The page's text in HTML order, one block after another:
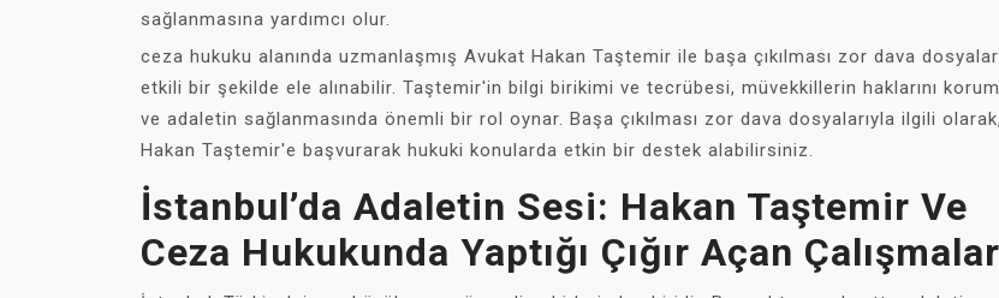
sağlanmasına yardımcı olur.
ceza hukuku alanında uzmanlaşmış Avukat Hakan Taştemir ile başa çıkılması zor dava
etkili bir şekilde ele alınabilir. Taştemir'in bilgi birikimi ve tecrübesi, müvekkillerin haklarını
ve adaletin sağlanmasında önemli bir rol oynar. Başa çıkılması zor dava dosyalarıyla ilgili olarak,
Hakan Taştemir'e başvurarak hukuki konularda etkin bir destek alabilirsiniz.
İstanbul’da Adaletin Sesi: Hakan Taştemir Ve
Ceza Hukukunda Yaptığı Çığır Açan Çalışmalar